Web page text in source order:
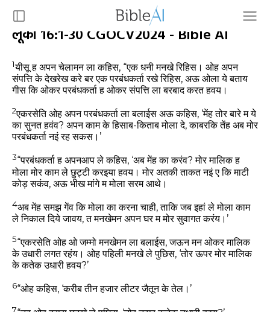
लूका 16:1-30 CGOCV2024 - Bible AI
1यीसू ह अपन चेलामन ला कहिस, “एक धनी मनखे रिहिस। ओह अपन
संपत्ति के देखरेख करे बर एक परबंधकर्ता रखे रिहिस, अऊ ओला ये बताय
गीस कि ओकर परबंधकर्ता ह ओकर संपत्ति ला बरबाद करत हवय।
2एकरसेति ओह अपन परबंधकर्ता ला बलाईस अऊ कहिस, ‘मेंह तोर बारे म ये
का सुनत हवंव? अपन काम के हिसाब-किताब मोला दे, काबरकि तेंह अब मोर
परबंधकर्ता नइं रह सकस।’
3“परबंधकर्ता ह अपनआप ले कहिस, ‘अब मेंह का करंव? मोर मालिक ह
मोला मोर काम ले छुट्टी करइया हवय। मोर अतकी ताकत नइं ए कि माटी
कोड़ सकंव, अऊ भीख मांगे म मोला सरम आथे।
4अब मेंह समझ गेंव कि मोला का करना चाही, ताकि जब इहां ले मोला काम
ले निकाल दिये जावय, त मनखेमन अपन घर म मोर सुवागत करंय।’
5“एकरसेति ओह ओ जम्मो मनखेमन ला बलाईस, जऊन मन ओकर मालिक
के उधारी लगत रहंय। ओह पहिली मनखे ले पुछिस, ‘तोर ऊपर मोर मालिक
के कतेक उधारी हवय?’
6“ओह कहिस, ‘करीब तीन हजार लीटर जैतून के तेल।’
7